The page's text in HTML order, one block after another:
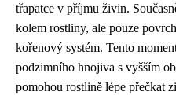
třapatce v příjmu živin.
kolem rostliny, ale pouze
kořenový systém. Tento
podzimního hnojiva s vyšším
pomohou rostlině lépe přečkat